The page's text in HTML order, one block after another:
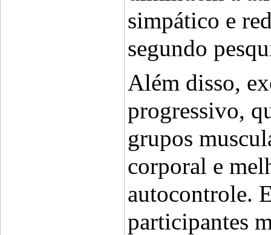
simpático e
segundo
Além disso,
progressivo,
grupos
corporal e
autocontrole.
participantes